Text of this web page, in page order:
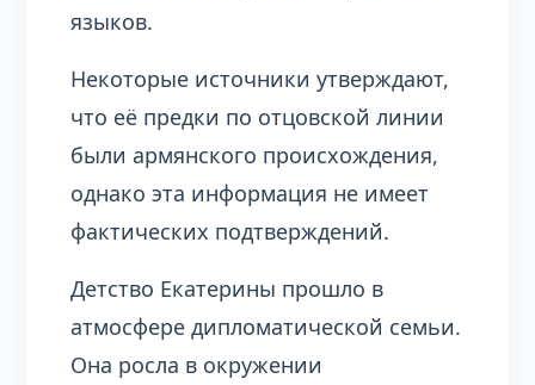
языков.
Некоторые источники утверждают,
что её предки по отцовской линии
были армянского происхождения,
однако эта информация не имеет
фактических подтверждений.
Детство Екатерины прошло в
атмосфере дипломатической семьи.
Она росла в окружении